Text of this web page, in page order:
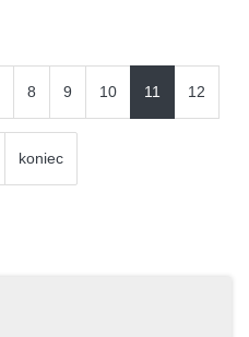
8 9 10 11 12
koniec